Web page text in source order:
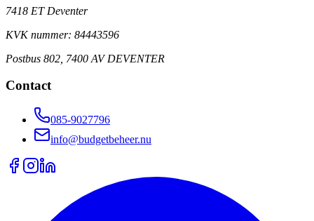
7418 ET Deventer
KVK nummer: 84443596
Postbus 802, 7400 AV DEVENTER
Contact
085-9027796
info@budgetbeheer.nu